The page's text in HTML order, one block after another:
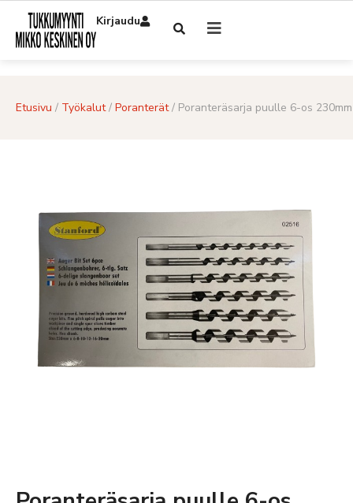
Kirjaudu
Etusivu / Työkalut/ Poranterät/ Poranteräsarja puulle 6-os 230mm